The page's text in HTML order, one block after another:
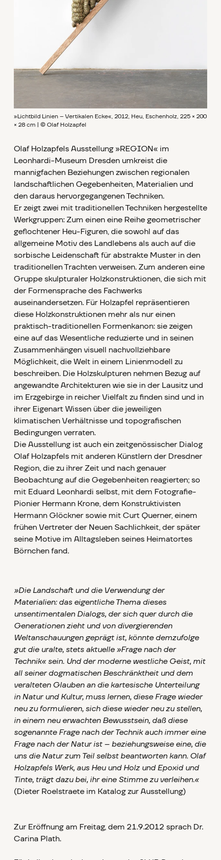
»Lichtbild Linien – Vertikalen Ecke«, 2012, Heu, Eschenholz, 225 × 200
× 28 cm | © Olaf Holzapfel
Olaf Holzapfels Ausstellung »REGION« im
Leonhardi-Museum Dresden umkreist die
mannigfachen Beziehungen zwischen regionalen
landschaftlichen Gegebenheiten, Materialien und
den daraus hervorgegangenen Techniken.
Er zeigt zwei mit traditionellen Techniken hergestellte
Werkgruppen: Zum einen eine Reihe geometrischer
geflochtener Heu-Figuren, die sowohl auf das
allgemeine Motiv des Landlebens als auch auf die
sorbische Leidenschaft für abstrakte Muster in den
traditionellen Trachten verweisen. Zum anderen eine
Gruppe skulpturaler Holzkonstruktionen, die sich mit
der Formensprache des Fachwerks
auseinandersetzen. Für Holzapfel repräsentieren
diese Holzkonstruktionen mehr als nur einen
praktisch-traditionellen Formenkanon: sie zeigen
eine auf das Wesentliche reduzierte und in seinen
Zusammenhängen visuell nachvollziehbare
Möglichkeit, die Welt in einem Linienmodell zu
beschreiben. Die Holzskulpturen nehmen Bezug auf
angewandte Architekturen wie sie in der Lausitz und
im Erzgebirge in reicher Vielfalt zu finden sind und in
ihrer Eigenart Wissen über die jeweiligen
klimatischen Verhältnisse und topografischen
Bedingungen verraten.
Die Ausstellung ist auch ein zeitgenössischer Dialog
Olaf Holzapfels mit anderen Künstlern der Dresdner
Region, die zu ihrer Zeit und nach genauer
Beobachtung auf die Gegebenheiten reagierten; so
mit Eduard Leonhardi selbst, mit dem Fotografie-
Pionier Hermann Krone, dem Konstruktivisten
Hermann Glöckner sowie mit Curt Querner, einem
frühen Vertreter der Neuen Sachlichkeit, der später
seine Motive im Alltagsleben seines Heimatortes
Börnchen fand.
»Die Landschaft und die Verwendung der
Materialien: das eigentliche Thema dieses
unsentimentalen Dialogs, der sich quer durch die
Generationen zieht und von divergierenden
Weltanschauungen geprägt ist, könnte demzufolge
gut die uralte, stets aktuelle »Frage nach der
Technik« sein. Und der moderne westliche Geist, mit
all seiner dogmatischen Beschränktheit und dem
veralteten Glauben an die kartesische Unterteilung
in Natur und Kultur, muss lernen, diese Frage wieder
neu zu formulieren, sich diese wieder neu zu stellen,
in einem neu erwachten Bewusstsein, daß diese
sogenannte Frage nach der Technik auch immer eine
Frage nach der Natur ist – beziehungsweise eine, die
uns die Natur zum Teil selbst beantworten kann. Olaf
Holzapfels Werk, aus Heu und Holz und Epoxid und
Tinte, trägt dazu bei, ihr eine Stimme zu verleihen.«
(Dieter Roelstraete im Katalog zur Ausstellung)
Zur Eröffnung am Freitag, dem 21.9.2012 sprach Dr.
Carina Plath.